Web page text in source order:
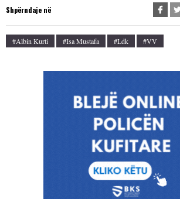
Shpërndaje në
#Albin Kurti #Isa Mustafa #Ldk #VV